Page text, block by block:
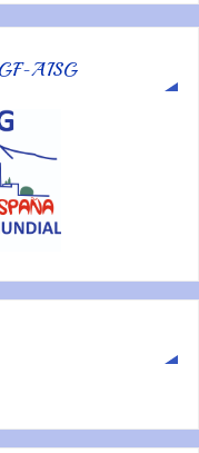
AISG